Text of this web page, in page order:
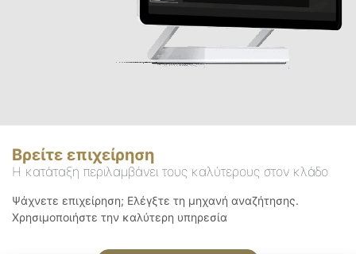
Βρείτε επιχείρηση
Η κατάταξη περιλαμβάνει τους καλύτερους στον κλάδο
Ψάχνετε επιχείρηση; Ελέγξτε τη μηχανή αναζήτησης.
Χρησιμοποιήστε την καλύτερη υπηρεσία